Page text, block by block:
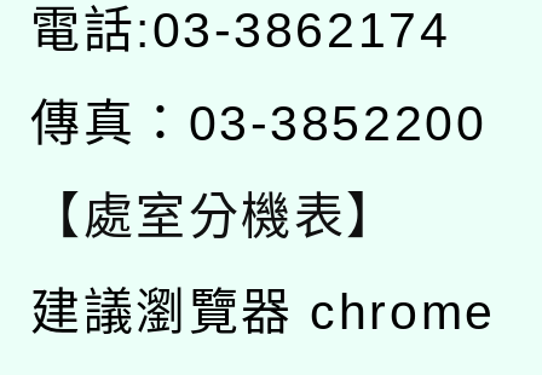
電話:03-3862174
傳真：03-3852200
【處室分機表】
建議瀏覽器 chrome